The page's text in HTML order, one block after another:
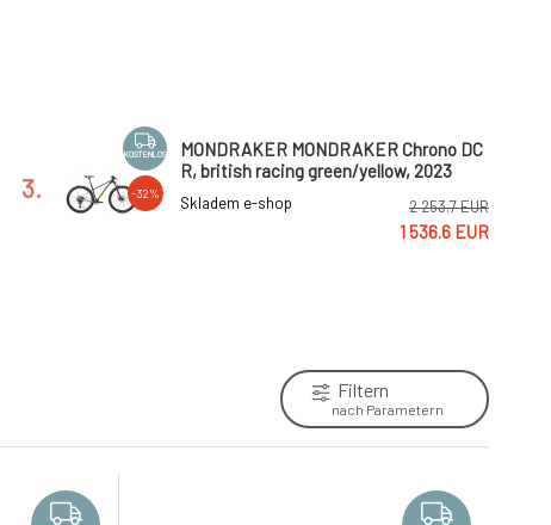
3.
KOSTENLOS
-32%
MONDRAKER MONDRAKER Chrono DC
R, british racing green/yellow, 2023
Skladem e-shop 2 253.7 EUR
1 536.6 EUR
Filtern
nach Parametern